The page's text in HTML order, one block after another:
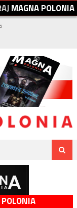
AJMAGNAPOLONIA